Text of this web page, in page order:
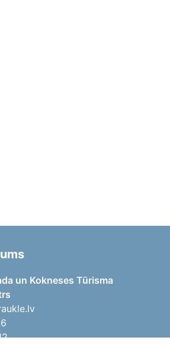
un Kokneses Tūrisma